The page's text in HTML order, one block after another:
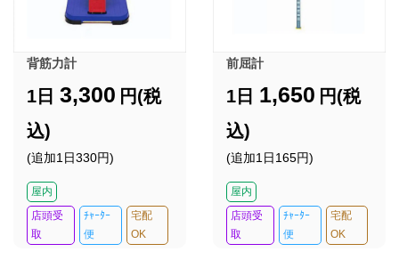
背筋力計
1日 3,300 円(税
込)
(追加1日330円)
屋内
店頭受
取
ﾁｬｰﾀｰ
便
宅配
OK
前屈計
1日 1,650 円(税
込)
(追加1日165円)
屋内
店頭受
取
ﾁｬｰﾀｰ
便
宅配
OK